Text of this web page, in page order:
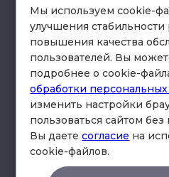
офис
схема
© Юридическая
Мы используем cookie-
улучшения стабильности
повышения качества
пользователей. Вы
подробнее о cookie-
обработки
изменить настройки
пользоваться сайтом
Вы даетесогласие на
cookie-файлов.